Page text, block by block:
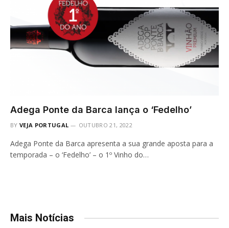
Adega Ponte da Barca lança o ‘Fedelho’
BY VEJA PORTUGAL OUTUBRO 21, 2022
Adega Ponte da Barca apresenta a sua grande aposta para a
temporada – o ‘Fedelho’ – o 1º Vinho do…
Mais Notícias